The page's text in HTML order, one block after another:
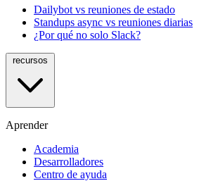
Dailybot vs reuniones de estado
Standups async vs reuniones diarias
¿Por qué no solo Slack?
Aprender
Academia
Desarrolladores
Centro de ayuda